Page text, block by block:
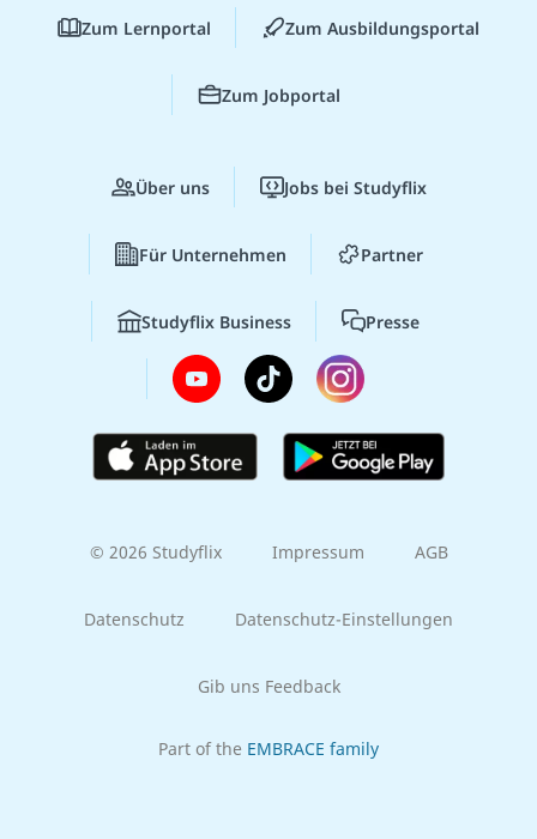
Zum Lernportal Zum Ausbildungsportal
Zum Jobportal
Über uns Jobs bei Studyflix
Für Unternehmen Partner
Studyflix Business Presse
© 2026 Studyflix Impressum AGB
Datenschutz Datenschutz-Einstellungen
Gib uns Feedback
Part of the EMBRACE family